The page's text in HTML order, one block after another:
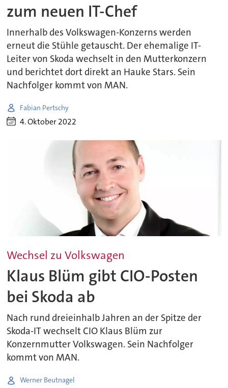
zum neuen IT-Chef
Innerhalb des Volkswagen-Konzerns werden
erneut die Stühle getauscht. Der ehemalige IT-
Leiter von Skoda wechselt in den Mutterkonzern
und berichtet dort direkt an Hauke Stars. Sein
Nachfolger kommt von MAN.
Fabian Pertschy
4. Oktober 2022
Wechsel zu Volkswagen
Klaus Blüm gibt CIO-Posten
bei Skoda ab
Nach rund dreieinhalb Jahren an der Spitze der
Skoda-IT wechselt CIO Klaus Blüm zur
Konzernmutter Volkswagen. Sein Nachfolger
kommt von MAN.
Werner Beutnagel